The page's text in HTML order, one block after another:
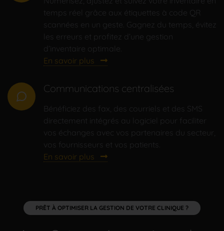
temps réel grâce aux étiquettes à code QR
scannées en un geste. Gagnez du temps, évitez
les erreurs et profitez d’une gestion
d’inventaire optimale.
En savoir plus
Communications centralisées
Bénéficiez des fax, des courriels et des SMS
directement intégrés au logiciel pour faciliter
vos échanges avec vos partenaires du secteur,
vos fournisseurs et vos patients.
En savoir plus
PRÊT À OPTIMISER LA GESTION DE VOTRE CLINIQUE ?